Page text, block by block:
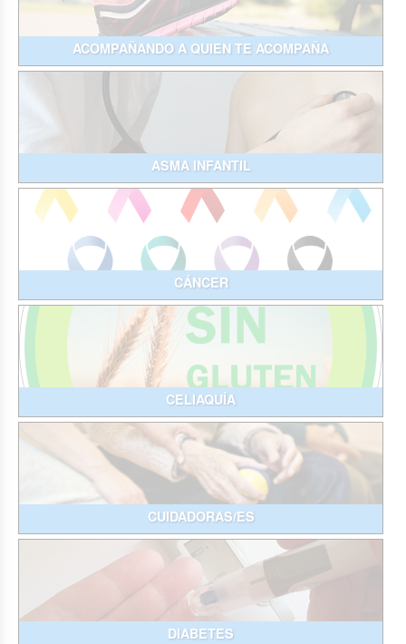
ACOMPAÑANDO A QUIEN TE ACOMPAÑA
ASMA INFANTIL
CÁNCER
CELIAQUÍA
CUIDADORAS/ES
DIABETES